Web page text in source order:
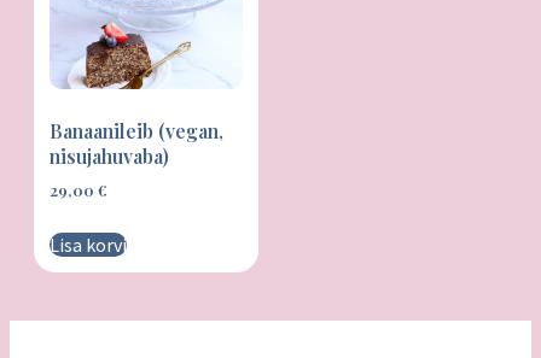
Banaanileib (vegan,
nisujahuvaba)
29,00 €
Lisa korvi